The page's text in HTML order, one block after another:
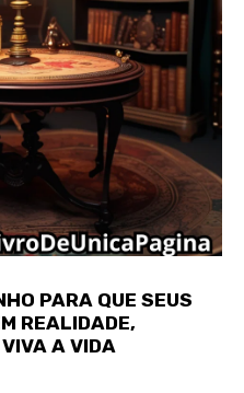
PARA QUE SEUS
REALIDADE,
A VIDA